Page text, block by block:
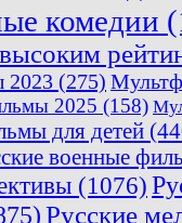
комедии
2023 (275)
2025 (158)
для детей
военные
(1076)
Русские